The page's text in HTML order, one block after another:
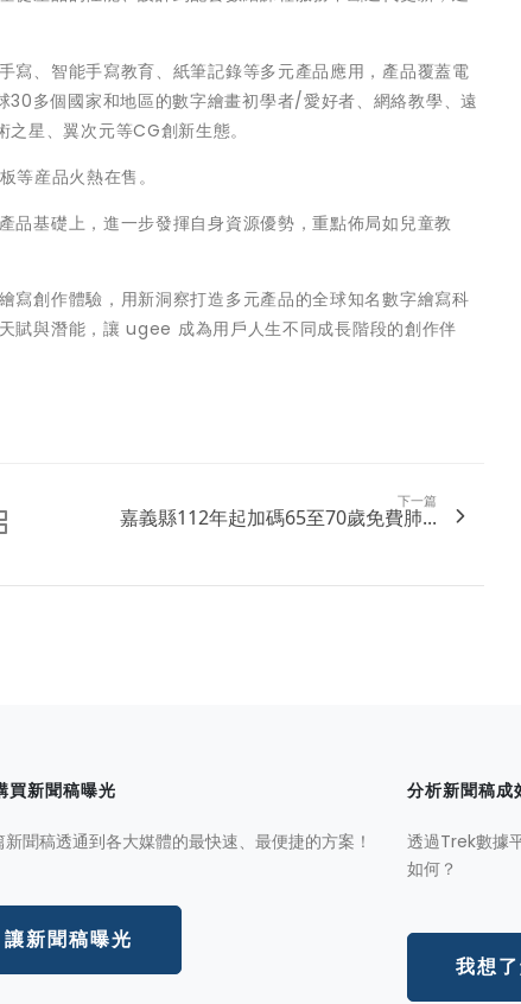
、智能手寫教育、紙筆記錄等多元產品應用，產品覆蓋電
多個國家和地區的數字繪畫初學者/愛好者、網絡教學、遠
星、翼次元等CG創新生態。
産品火熱在售。
基礎上，進一步發揮自身資源優勢，重點佈局如兒童教
創作體驗，用新洞察打造多元產品的全球知名數字繪寫科
賦與潛能，讓 ugee 成為用戶人生不同成長階段的創作伴
下一篇
嘉義縣112年起加碼65至70歲免費肺...
買新聞稿曝光
新聞稿透通到各大媒體的最快速、最便捷的方案！
讓新聞稿曝光
分析新聞稿成
透過Trek數據
如何？
我想